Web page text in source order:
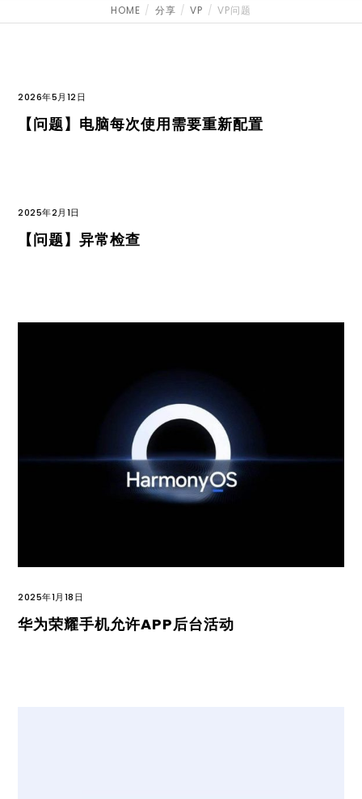
HOME 分享 VP VP问题
2026年5月12日
【问题】电脑每次使用需要重新配置
2025年2月1日
【问题】异常检查
2025年1月18日
华为荣耀手机允许APP后台活动